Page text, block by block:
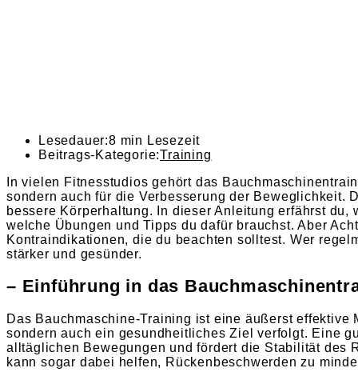
Lesedauer:8 min Lesezeit
Beitrags-Kategorie:Training
In vielen Fitnesstudios gehört das
sondern auch für die Verbesserung der Beweglichkeit.
bessere Körperhaltung. In dieser Anleitung erfährst
welche Übungen und Tipps du dafür brauchst. Aber
Kontraindikationen, die du beachten solltest. Wer
stärker und gesünder.
– Einführung in das
Das Bauchmaschine-Training ist eine äußerst
sondern auch ein gesundheitliches Ziel verfolgt. Eine
alltäglichen Bewegungen und fördert die Stabilität des
kann sogar dabei helfen, Rückenbeschwerden zu